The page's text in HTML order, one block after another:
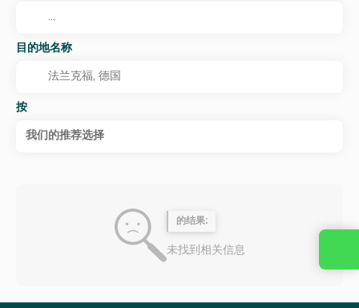
目的地名称
按
我们的推荐选择
的结果:
未找到相关信息